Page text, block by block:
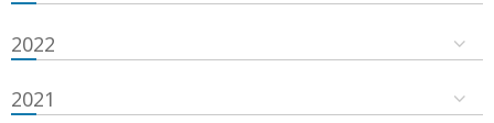
2022
2021